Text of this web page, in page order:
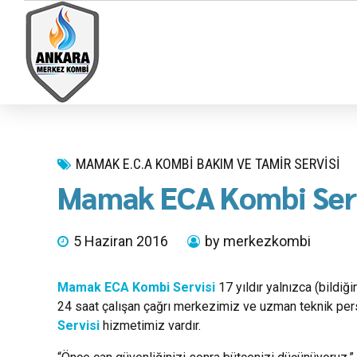
MAMAK E.C.A KOMBI BAKIM VE TAMIR SERVISI
Mamak ECA Kombi
5 Haziran 2016 by merkezkombi
Mamak ECA Kombi Servisi 17 yıldır yalnızca
24 saat çalışan çağrı merkezimiz ve uzman teknik
Servisi hizmetimiz vardır.